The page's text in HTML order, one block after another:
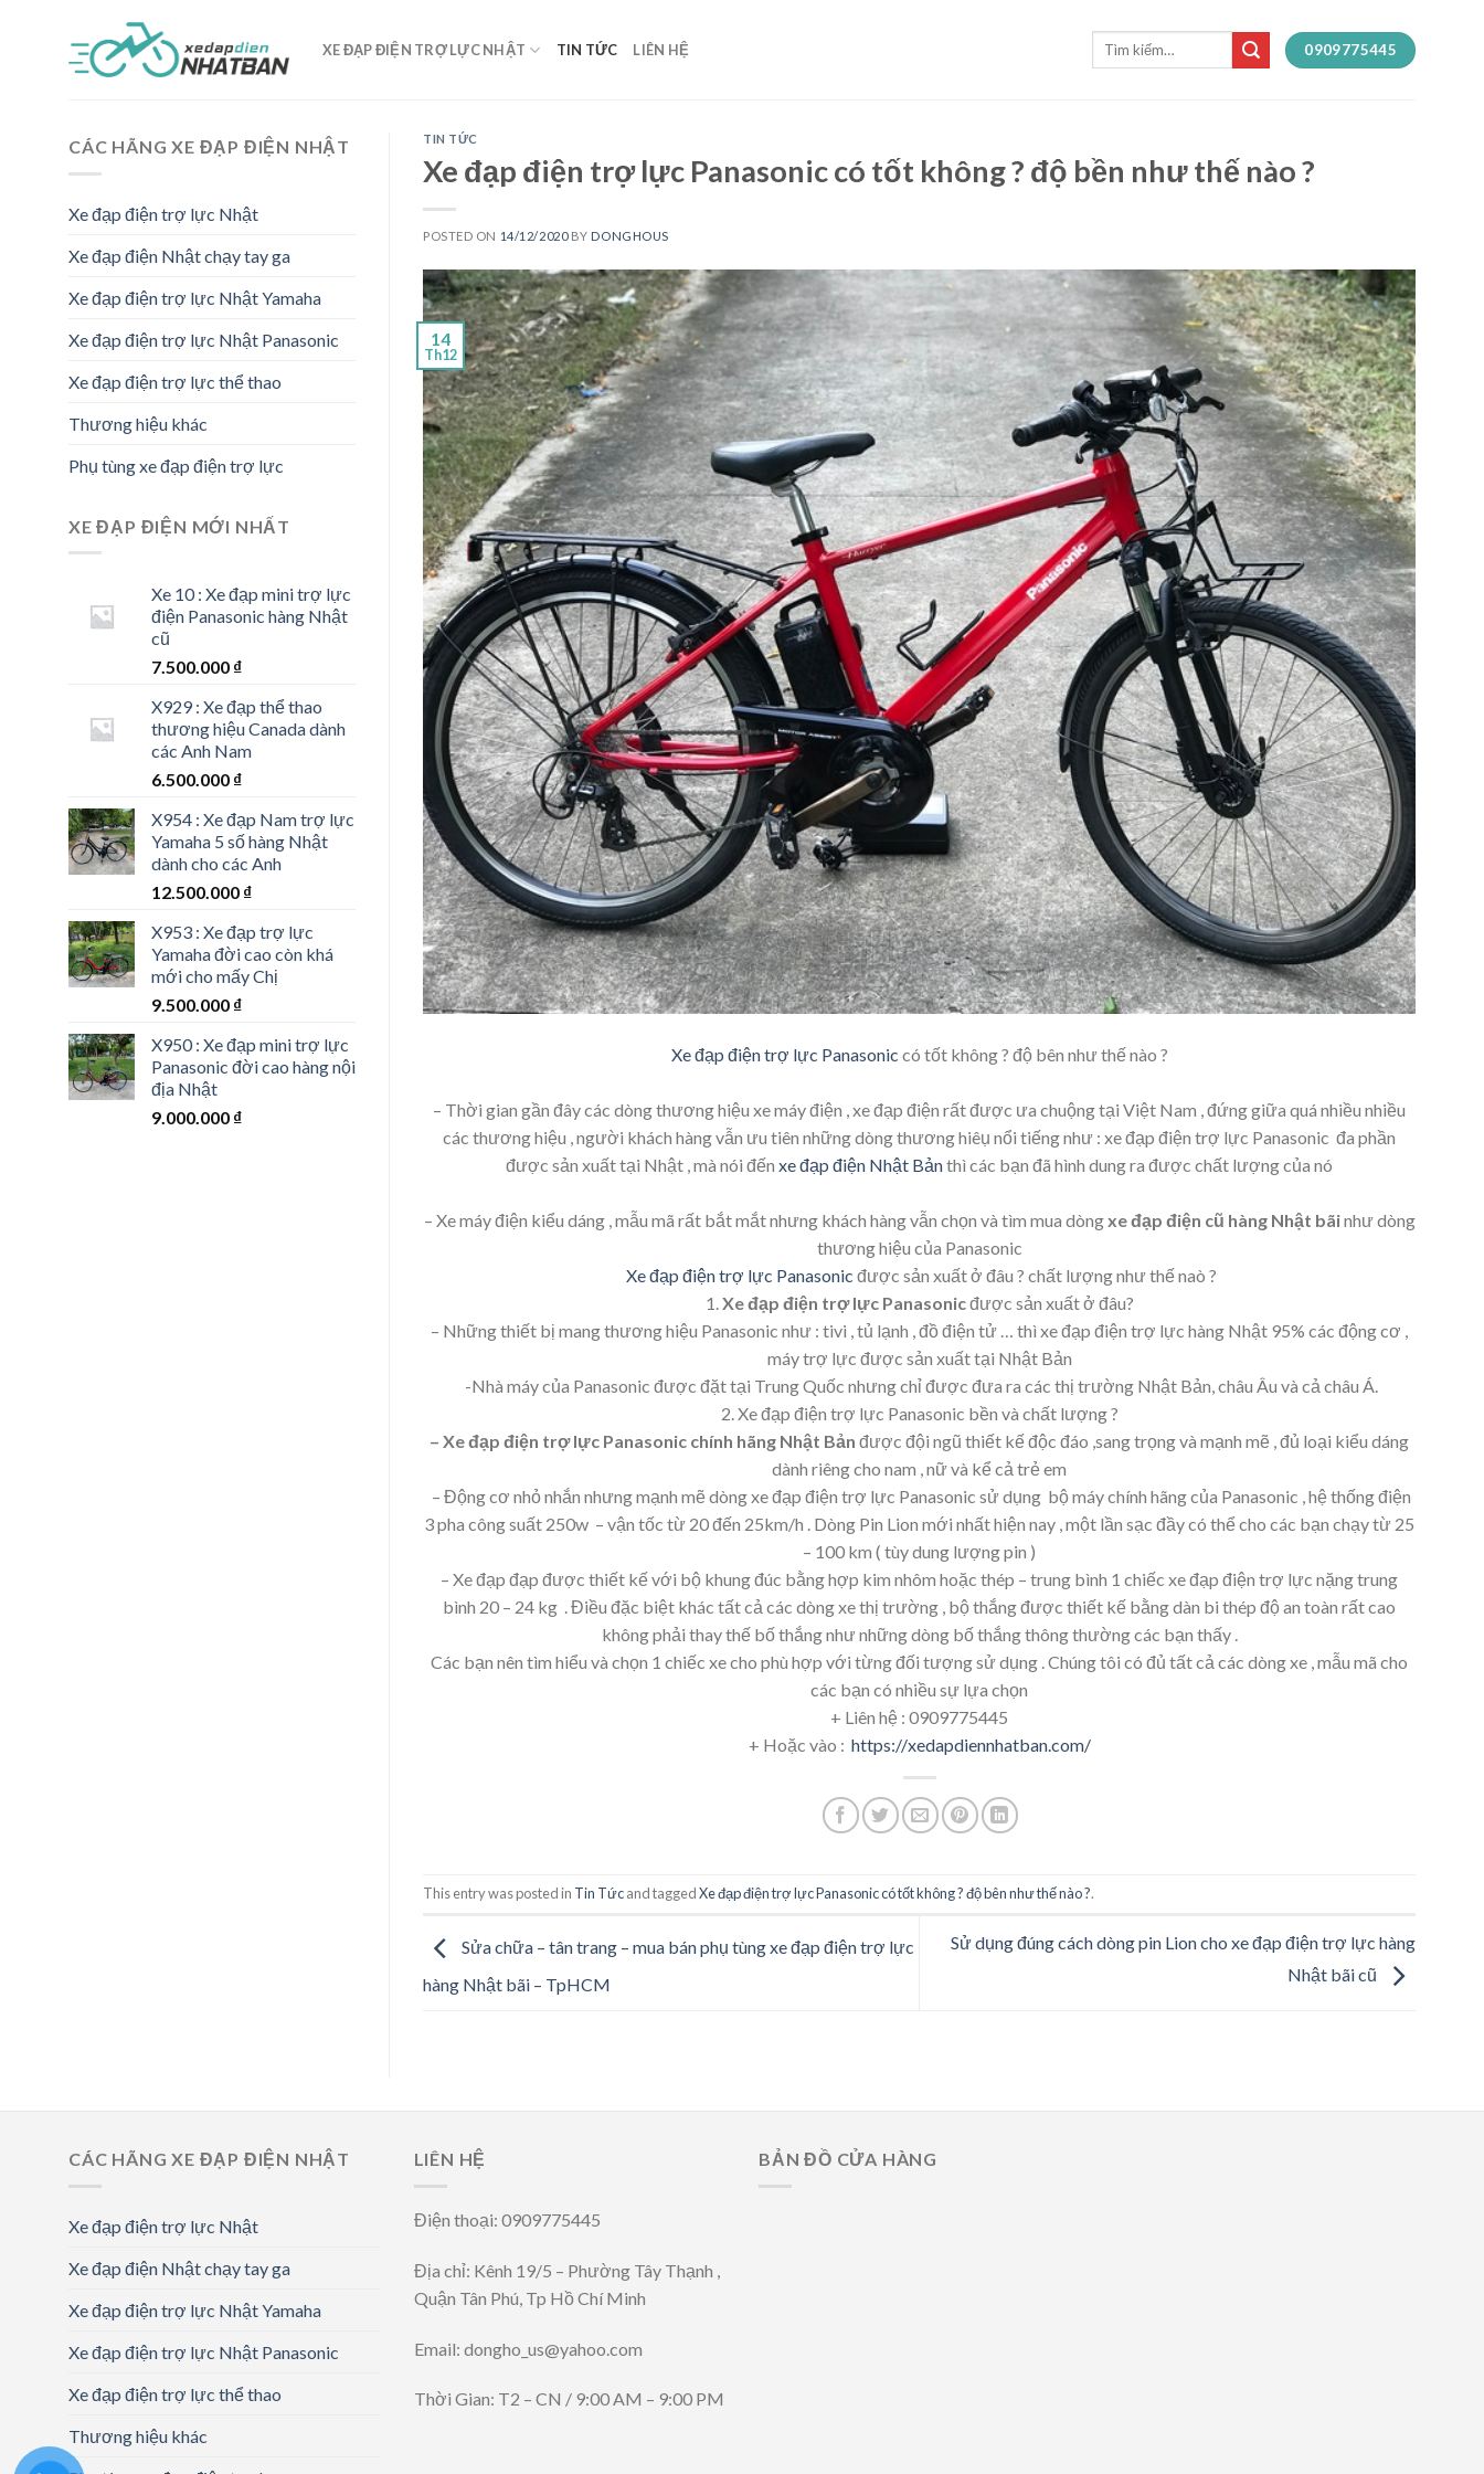
XE ĐẠP ĐIỆN TRỢ LỰC NHẬT TIN TỨC LIÊN HỆ
Tìm
0909775445
CÁC HÃNG XE ĐẠP ĐIỆN NHẬT
Xe đạp điện trợ lực Nhật
Xe đạp điện Nhật chạy tay ga
Xe đạp điện trợ lực Nhật Yamaha
Xe đạp điện trợ lực Nhật Panasonic
Xe đạp điện trợ lực thể thao
Thương hiệu khác
Phụ tùng xe đạp điện trợ lực
XE ĐẠP ĐIỆN MỚI NHẤT
Xe 10 : Xe đạp mini trợ lực
điện Panasonic hàng Nhật
cũ
7.500.000 ₫
X929 : Xe đạp thể thao
thương hiệu Canada dành
các Anh Nam
6.500.000 ₫
X954 : Xe đạp Nam trợ lực
Yamaha 5 số hàng Nhật
dành cho các Anh
12.500.000 ₫
X953 : Xe đạp trợ lực
Yamaha đời cao còn khá
mới cho mấy Chị
9.500.000 ₫
X950 : Xe đạp mini trợ lực
Panasonic đời cao hàng nội
địa Nhật
9.000.000 ₫
TIN TỨC
Xe đạp điện trợ lực Panasonic có tốt không ? độ bền như thế nào ?
POSTED ON 14/12/2020BY DONGHOUS
14
Th12
Xe đạp điện trợ lực Panasonic có tốt không ? độ bên như thế nào ?
– Thời gian gần đây các dòng thương hiệu xe máy điện , xe đạp điện rất được ưa chuộng tại Việt Nam , đứng giữa quá nhiều nhiều
các thương hiệu , người khách hàng vẫn ưu tiên những dòng thương hiêụ nổi tiếng như : xe đạp điện trợ lực Panasonic đa phần
được sản xuất tại Nhật , mà nói đến xe đạp điện Nhật Bảnthì các bạn đã hình dung ra được chất lượng của nó
– Xe máy điện kiểu dáng , mẫu mã rất bắt mắt nhưng khách hàng vẫn chọn và tìm mua dòngxe đạp điện cũ hàng Nhật bãinhư dòng
thương hiệu của Panasonic
Xe đạp điện trợ lực Panasonic được sản xuất ở đâu ? chất lượng như thế naò ?
1.Xe đạp điện trợ lực Panasonicđược sản xuất ở đâu?
– Những thiết bị mang thương hiệu Panasonic như : tivi , tủ lạnh , đồ điện tử … thì xe đạp điện trợ lực hàng Nhật 95% các động cơ ,
máy trợ lực được sản xuất tại Nhật Bản
-Nhà máy của Panasonic được đặt tại Trung Quốc nhưng chỉ được đưa ra các thị trường Nhật Bản, châu Âu và cả châu Á.
2. Xe đạp điện trợ lực Panasonic bền và chất lượng ?
– Xe đạp điện trợ lực Panasonic chính hãng Nhật Bản được đội ngũ thiết kế độc đáo ,sang trọng và mạnh mẽ , đủ loại kiểu dáng
dành riêng cho nam , nữ và kể cả trẻ em
– Động cơ nhỏ nhắn nhưng mạnh mẽ dòng xe đạp điện trợ lực Panasonic sử dụng bộ máy chính hãng của Panasonic , hệ thống điện
3 pha công suất 250w – vận tốc từ 20 đến 25km/h . Dòng Pin Lion mới nhất hiện nay , một lần sạc đầy có thể cho các bạn chạy từ 25
– 100 km ( tùy dung lượng pin )
– Xe đạp đạp được thiết kế với bộ khung đúc bằng hợp kim nhôm hoặc thép – trung bình 1 chiếc xe đạp điện trợ lực nặng trung
bình 20 – 24 kg . Điều đặc biệt khác tất cả các dòng xe thị trường , bộ thắng được thiết kế bằng dàn bi thép độ an toàn rất cao
không phải thay thế bố thắng như những dòng bố thắng thông thường các bạn thấy .
Các bạn nên tìm hiểu và chọn 1 chiếc xe cho phù hợp với từng đối tượng sử dụng . Chúng tôi có đủ tất cả các dòng xe , mẫu mã cho
các bạn có nhiều sự lựa chọn
+ Liên hệ : 0909775445
+ Hoặc vào : https://xedapdiennhatban.com/
This entry was posted in Tin Tứcand taggedXe đạp điện trợ lực Panasonic có tốt không ? độ bên như thế nào ?.
Sửa chữa – tân trang – mua bán phụ tùng xe đạp điện trợ lực
hàng Nhật bãi – TpHCM
Sử dụng đúng cách dòng pin Lion cho xe đạp điện trợ lực hàng
Nhật bãi cũ
CÁC HÃNG XE ĐẠP ĐIỆN NHẬT
Xe đạp điện trợ lực Nhật
Xe đạp điện Nhật chạy tay ga
Xe đạp điện trợ lực Nhật Yamaha
Xe đạp điện trợ lực Nhật Panasonic
Xe đạp điện trợ lực thể thao
Thương hiệu khác
LIÊN HỆ
Điện thoại: 0909775445
Địa chỉ: Kênh 19/5 – Phường Tây Thạnh ,
Quận Tân Phú, Tp Hồ Chí Minh
Email: dongho_us@yahoo.com
Thời Gian: T2 – CN / 9:00 AM – 9:00 PM
BẢN ĐỒ CỬA HÀNG